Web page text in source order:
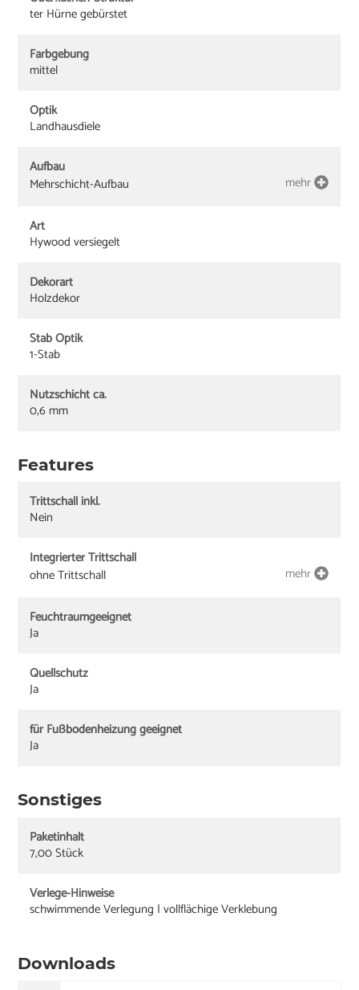
ter Hürne gebürstet
Farbgebung
mittel
Optik
Landhausdiele
Aufbau
Mehrschicht-Aufbau
mehr
Art
Hywood versiegelt
Dekorart
Holzdekor
Stab Optik
1-Stab
Nutzschicht ca.
0,6 mm
Features
Trittschall inkl.
Nein
Integrierter Trittschall
ohne Trittschall
mehr
Feuchtraumgeeignet
Ja
Quellschutz
Ja
für Fußbodenheizung geeignet
Ja
Sonstiges
Paketinhalt
7,00 Stück
Verlege-Hinweise
schwimmende Verlegung | vollflächige Verklebung
Downloads